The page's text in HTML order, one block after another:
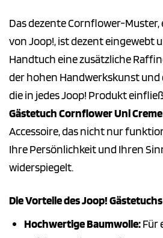
Das dezente Cornflower-Muster,
von Joop!, ist dezent eingewebt
Handtuch eine zusätzliche
der hohen Handwerkskunst und
die in jedes Joop! Produkt
Gästetuch Cornflower Uni Creme
Accessoire, das nicht nur
Ihre Persönlichkeit und Ihren
widerspiegelt.
Die Vorteile des Joop!
Hochwertige Baumwolle:Für